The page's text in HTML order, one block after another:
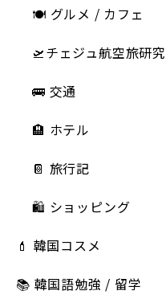
🍽 グルメ / カフェ
🛫チェジュ航空旅研究
🚌 交通
🏨 ホテル
📔 旅行記
🛍️ ショッピング
💄 韓国コスメ
📚 韓国語勉強 / 留学